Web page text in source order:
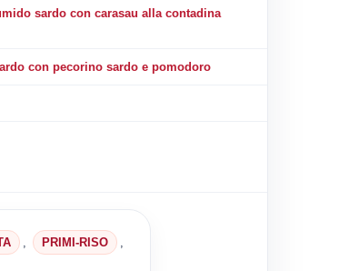
sardo con carasau alla contadina
con pecorino sardo e pomodoro
PRIMI-RISO